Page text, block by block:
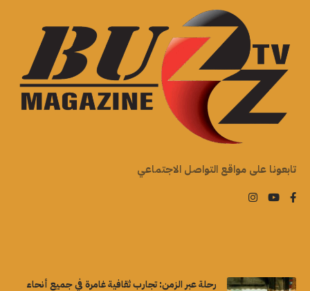
تابعونا على مواقع التواصل الاجتماعي
رحلة عبر الزمن: تجارب ثقافية غامرة في جميع أنحاء